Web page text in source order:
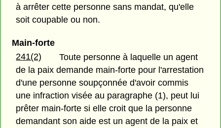
à arrêter cette personne sans mandat, qu'elle
soit coupable ou non.
Main-forte
241(2)
Toute personne à laquelle un agent
de la paix demande main-forte pour l'arrestation
d'une personne soupçonnée d'avoir commis
une infraction visée au paragraphe (1), peut lui
prêter main-forte si elle croit que la personne
demandant son aide est un agent de la paix et